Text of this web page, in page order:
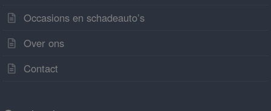
Occasions en schadeauto’s
Over ons
Contact